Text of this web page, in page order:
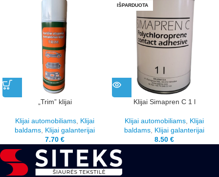
„Trim” klijai
Klijai automobiliams Klijai
baldams Klijai galanterijai
7.70 €
IŠPARDUOTA
Klijai Simapren C 1 l
Klijai automobiliams Klijai
baldams Klijai galanterijai
8.50 €